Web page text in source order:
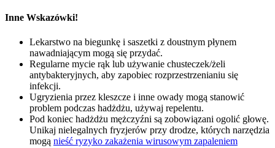
Inne Wskazówki!
Lekarstwo na biegunkę i saszetki z doustnym płynem
nawadniającym mogą się przydać.
Regularne mycie rąk lub używanie chusteczek/żeli
antybakteryjnych, aby zapobiec rozprzestrzenianiu się
infekcji.
Ugryzienia przez kleszcze i inne owady mogą stanowić
problem podczas hadżdżu, używaj repelentu.
Pod koniec hadżdżu mężczyźni są zobowiązani ogolić głowę.
Unikaj nielegalnych fryzjerów przy drodze, których narzędzia
mogą nieść ryzyko zakażenia wirusowym zapaleniem